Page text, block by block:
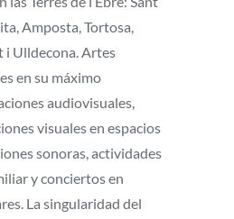
Amposta, Tortosa,
i Ulldecona. Artes
en su máximo
audiovisuales,
visuales en espacios
sonoras, actividades
y conciertos en
La singularidad del